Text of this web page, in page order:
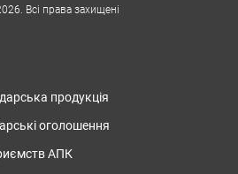
Всі права захищені
продукція
оголошення
АПК